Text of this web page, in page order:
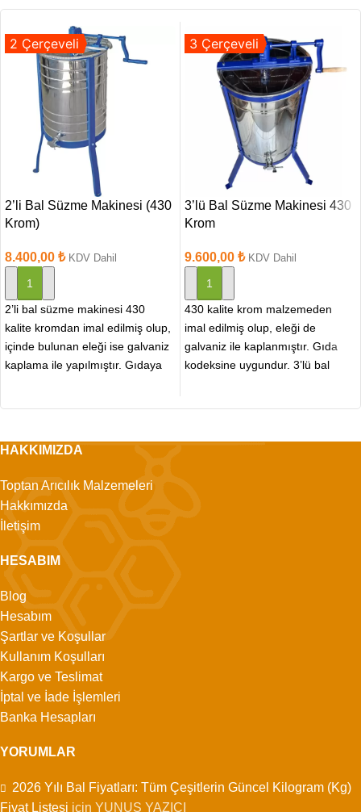
2 Çerçeveli
2’li Bal Süzme Makinesi (430
Krom)
8.400,00 ₺ KDV Dahil
SEPETE EKLE
2’li bal süzme makinesi 430
kalite kromdan imal edilmiş olup,
içinde bulunan eleği ise galvaniz
kaplama ile yapılmıştır. Gıdaya
3 Çerçeveli
3’lü Bal Süzme Makinesi 430
Krom
9.600,00 ₺ KDV Dahil
SEPETE EKLE
430 kalite krom malzemeden
imal edilmiş olup, eleği de
galvaniz ile kaplanmıştır. Gıda
kodeksine uygundur. 3’lü bal
HAKKIMIZDA
Toptan Arıcılık Malzemeleri
Hakkımızda
İletişim
HESABIM
Blog
Hesabım
Şartlar ve Koşullar
Kullanım Koşulları
Kargo ve Teslimat
İptal ve İade İşlemleri
Banka Hesapları
YORUMLAR
2026 Yılı Bal Fiyatları: Tüm Çeşitlerin Güncel Kilogram (Kg)
Fiyat Listesi için YUNUS YAZICI